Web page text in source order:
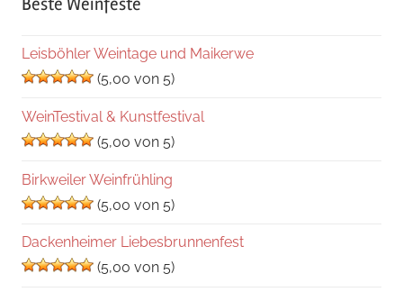
Leisböhler Weintage und Maikerwe
(5,00 von 5)
WeinTestival & Kunstfestival
(5,00 von 5)
Birkweiler Weinfrühling
(5,00 von 5)
Dackenheimer Liebesbrunnenfest
(5,00 von 5)